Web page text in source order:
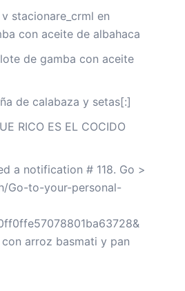
stacionare_crml en
con aceite de albahaca
de gamba con aceite
de calabaza y setas[:]
RICO ES EL COCIDO
a notification # 118. Go >
Go-to-your-personal-
arroz basmati y pan